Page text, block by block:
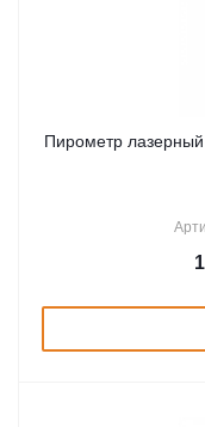
Пирометр